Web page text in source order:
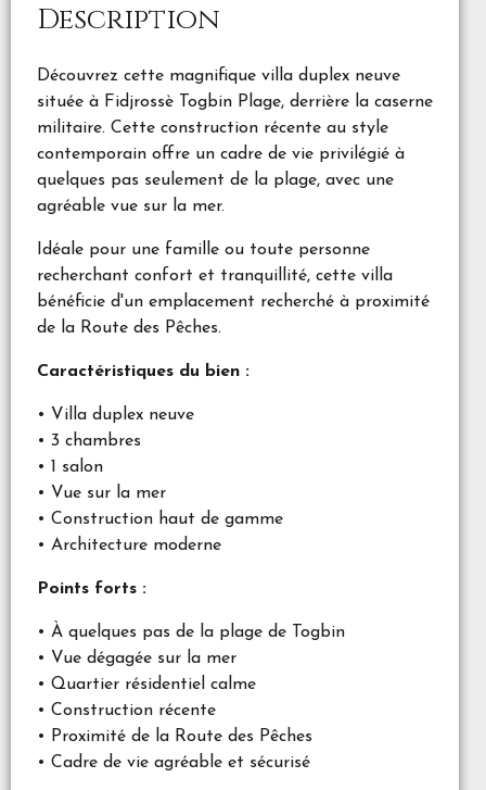
Description
Découvrez cette magnifique villa duplex neuve
située à Fidjrossè Togbin Plage, derrière la caserne
militaire. Cette construction récente au style
contemporain offre un cadre de vie privilégié à
quelques pas seulement de la plage, avec une
agréable vue sur la mer.
Idéale pour une famille ou toute personne
recherchant confort et tranquillité, cette villa
bénéficie d'un emplacement recherché à proximité
de la Route des Pêches.
Caractéristiques du bien :
• Villa duplex neuve
• 3 chambres
• 1 salon
• Vue sur la mer
• Construction haut de gamme
• Architecture moderne
Points forts :
• À quelques pas de la plage de Togbin
• Vue dégagée sur la mer
• Quartier résidentiel calme
• Construction récente
• Proximité de la Route des Pêches
• Cadre de vie agréable et sécurisé